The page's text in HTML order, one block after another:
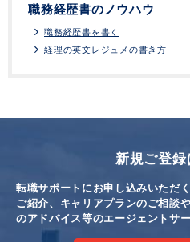
職務経歴書のノウハウ
職務経歴書を書く
経理の英文レジュメの書き方
新規ご登録
転職サポートにお申し込みいただ
ご紹介、キャリアプランのご相談や
のアドバイス等のエージェントサ